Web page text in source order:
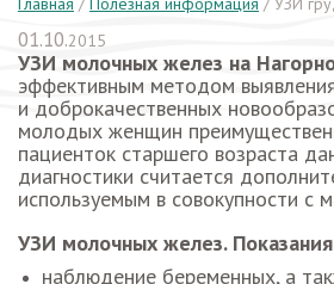
01.10.2015
УЗИ молочных желез на
эффективным методом
и доброкачественных
молодых женщин
пациенток старшего возраста
диагностики считается
используемым в совокупности с
УЗИ молочных желез.
наблюдение беременных, а